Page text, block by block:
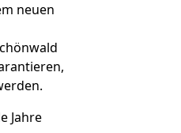
neuen
Jahre